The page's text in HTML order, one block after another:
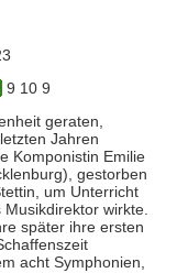
9 10 9
geraten,
Jahren
Komponistin Emilie
gestorben
um Unterricht
wirkte.
später ihre ersten
acht Symphonien,